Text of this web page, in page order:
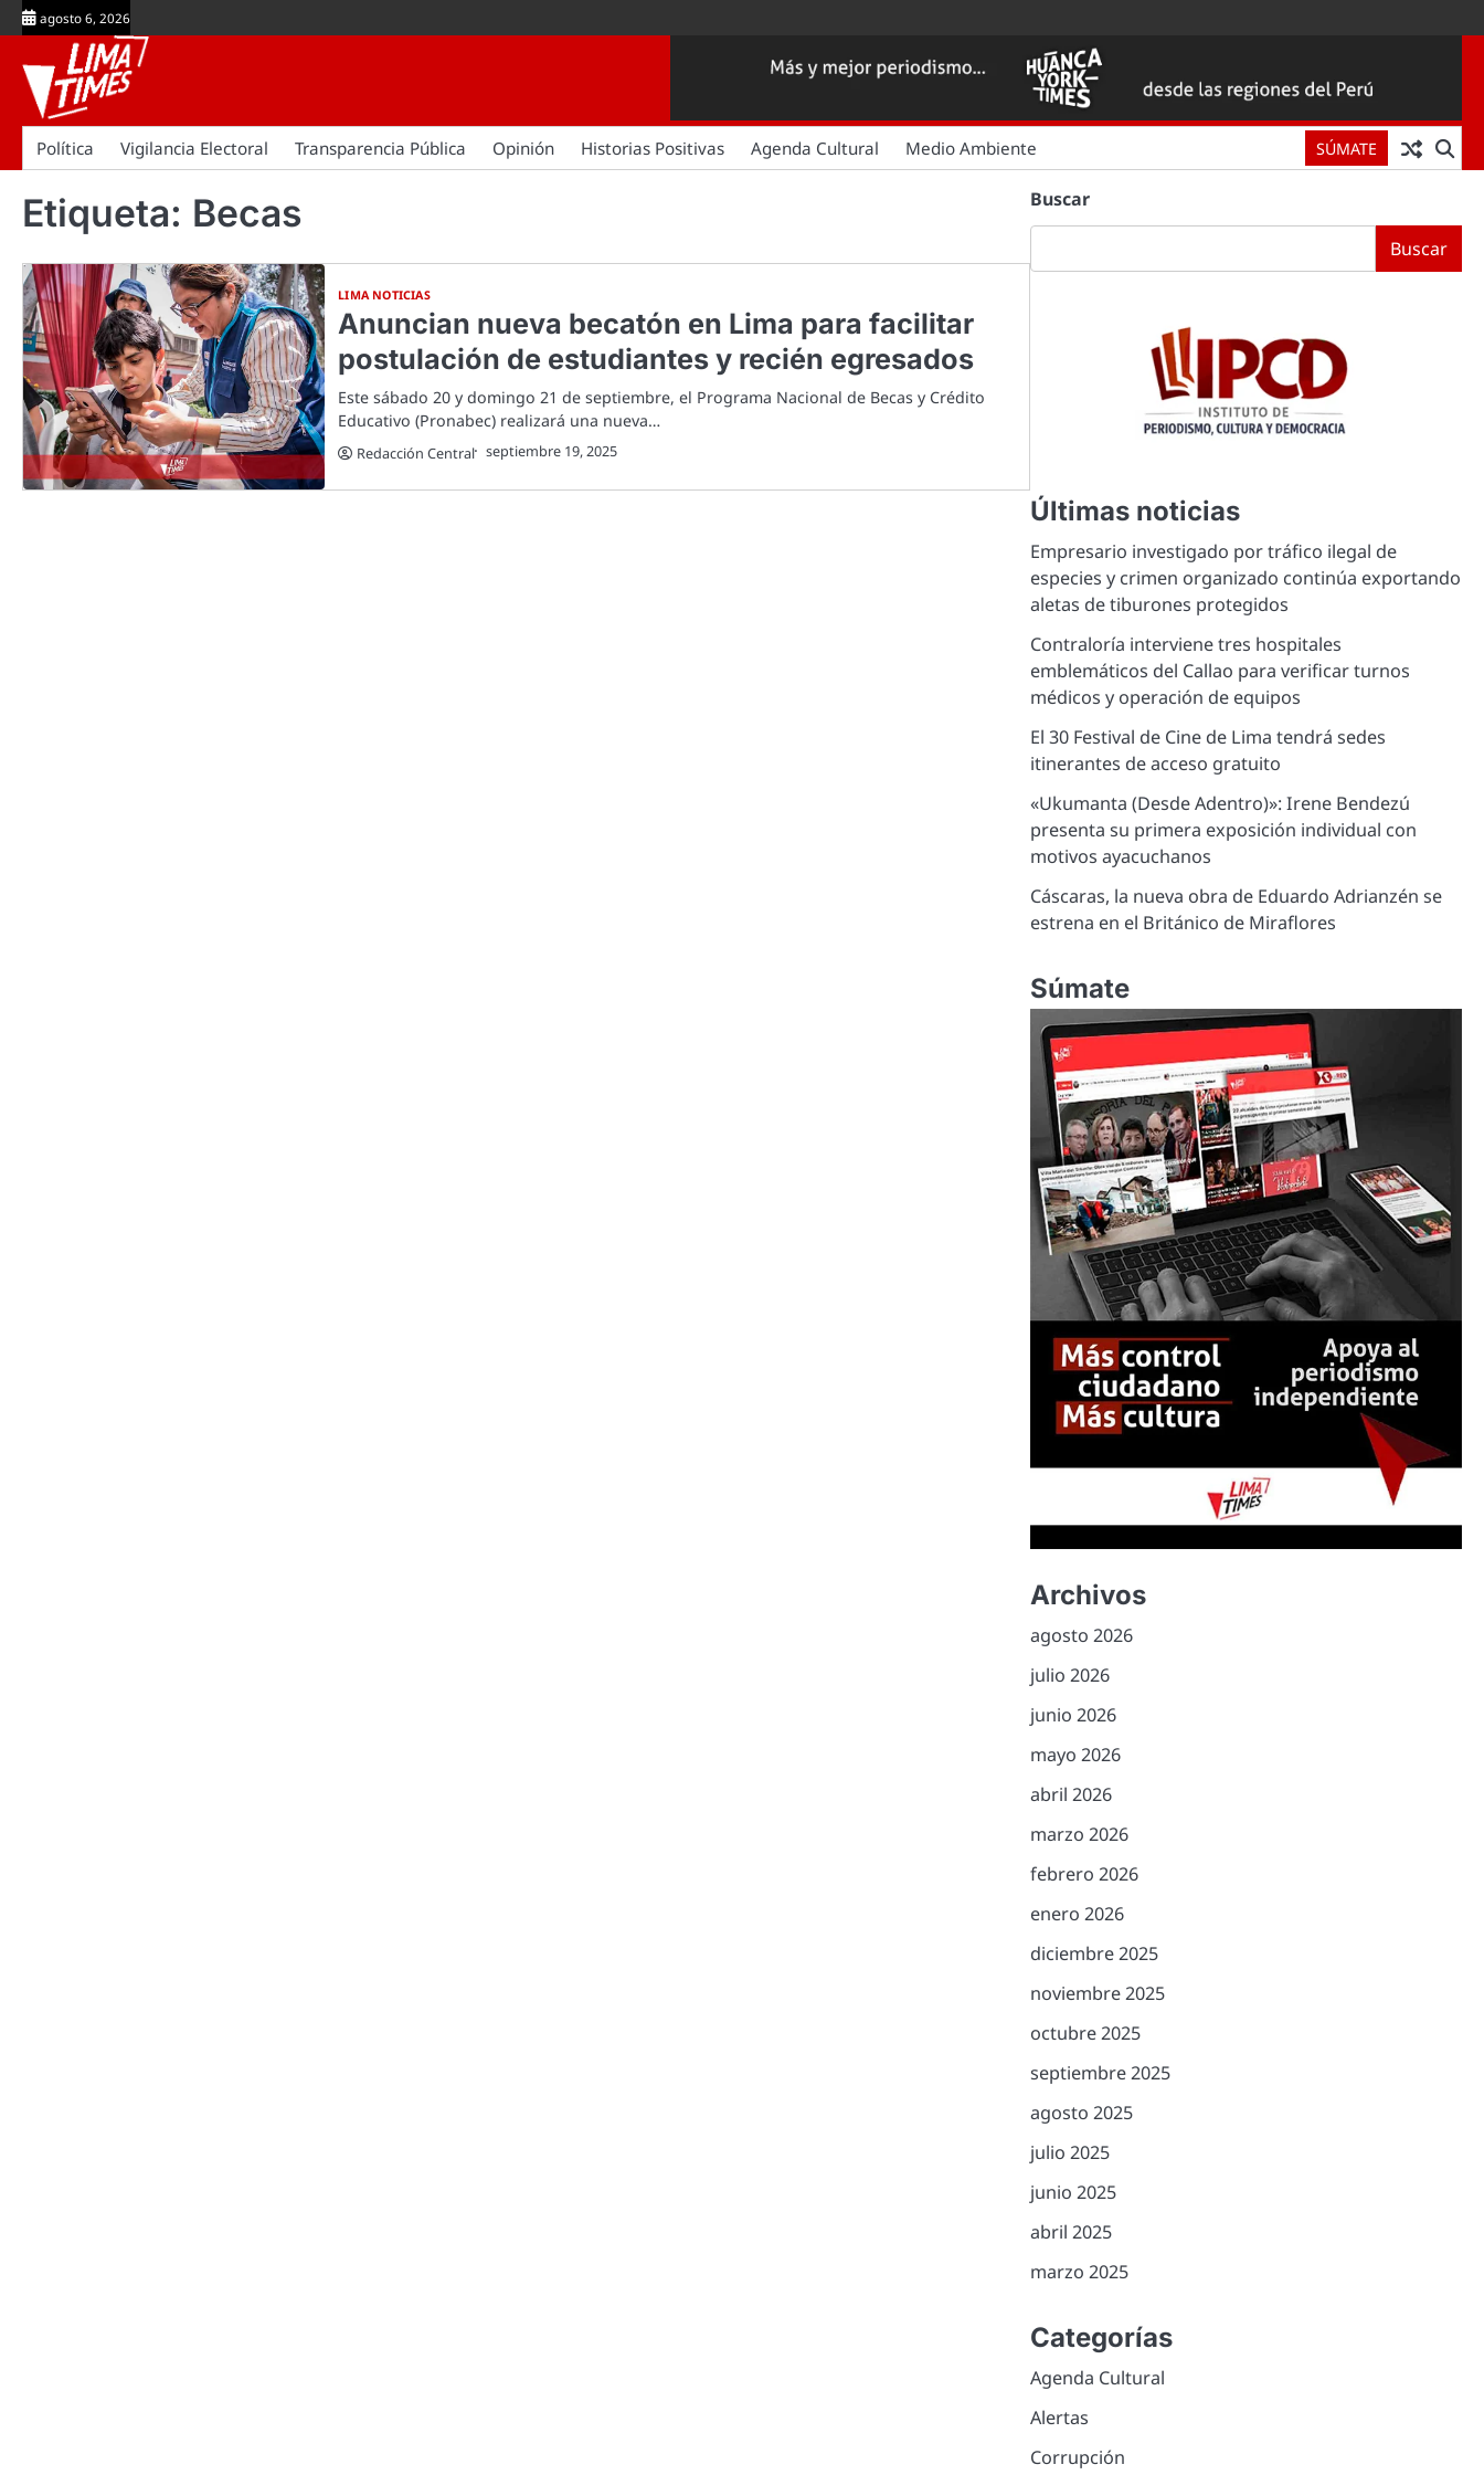
Skip
to
content
agosto 6, 2026
Política Vigilancia Electoral Transparencia Pública Opinión Historias Positivas Agenda Cultural Medio Ambiente SÚMATE
Etiqueta: Becas
LIMA NOTICIAS
Anuncian nueva becatón en Lima para facilitar
postulación de estudiantes y recién egresados
Este sábado 20 y domingo 21 de septiembre, el Programa Nacional de Becas y Crédito
Educativo (Pronabec) realizará una nueva…
Redacción Central septiembre 19, 2025
Buscar
Buscar
Últimas noticias
Empresario investigado por tráfico ilegal de
especies y crimen organizado continúa exportando
aletas de tiburones protegidos
Contraloría interviene tres hospitales
emblemáticos del Callao para verificar turnos
médicos y operación de equipos
El 30 Festival de Cine de Lima tendrá sedes
itinerantes de acceso gratuito
«Ukumanta (Desde Adentro)»: Irene Bendezú
presenta su primera exposición individual con
motivos ayacuchanos
Cáscaras, la nueva obra de Eduardo Adrianzén se
estrena en el Británico de Miraflores
Súmate
Archivos
agosto 2026
julio 2026
junio 2026
mayo 2026
abril 2026
marzo 2026
febrero 2026
enero 2026
diciembre 2025
noviembre 2025
octubre 2025
septiembre 2025
agosto 2025
julio 2025
junio 2025
abril 2025
marzo 2025
Categorías
Agenda Cultural
Alertas
Corrupción